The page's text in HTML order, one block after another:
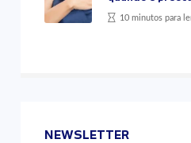
10 minutos para
NEWSLETTER